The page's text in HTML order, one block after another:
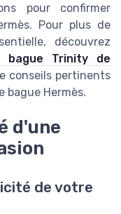
pour confirmer
Pour plus de
découvrez
bague Trinity de
conseils pertinents
bague Hermès.
d'une
de votre